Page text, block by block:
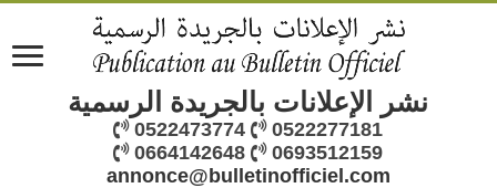
نشر الإعلانات بالجريدة الرسمية
0522473774
0522277181
0664142648
0693512159
annonce@bulletinofficiel.com